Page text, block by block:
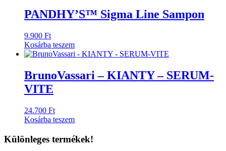
PANDHY’S™ Sigma Line Sampon
9.900 Ft
Kosárba teszem
BrunoVassari – KIANTY – SERUM-
VITE
24.700 Ft
Kosárba teszem
Különleges termékek!